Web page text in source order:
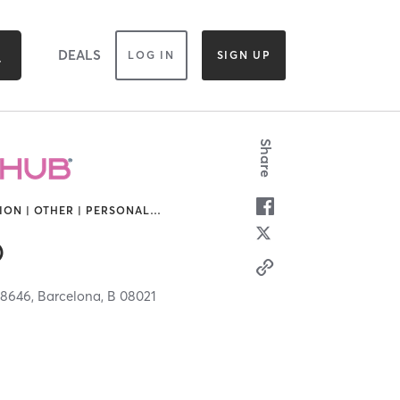
DEALS LOG IN SIGN UP
| OTHER | PERSONAL…
Barcelona, B08021
Share